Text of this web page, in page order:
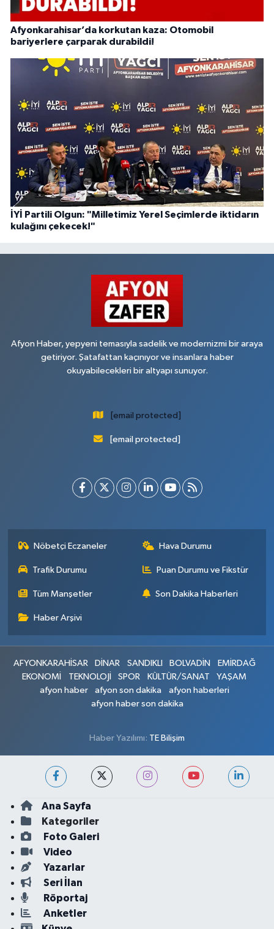
Afyonkarahisar’da korkutan kaza: Otomobil
bariyerlere çarparak durabildi!
İYİ Partili Olgun: "Milletimiz Yerel Seçimlerde iktidarın
kulağını çekecek!"
Afyon Haber, yepyeni temasıyla sadelik ve modernizmi bir araya
getiriyor. Şatafattan kaçınıyor ve insanlara haber
okuyabilecekleri bir altyapı sunuyor.
[email protected]
[email protected]
Nöbetçi Eczaneler Hava Durumu
Trafik Durumu Puan Durumu ve Fikstür
Tüm Manşetler Son Dakika Haberleri
Haber Arşivi
AFYONKARAHİSAR DİNAR SANDIKLI BOLVADİN
EMİRDAĞ
EKONOMİ
TEKNOLOJİ SPOR KÜLTÜR/SANAT
YAŞAM
afyon haber
afyon son dakika
afyon haberleri
afyon haber son dakika
Haber Yazılımı: TE Bilişim
Ana Sayfa
Kategoriler
Foto Galeri
Video
Yazarlar
Seri İlan
Röportaj
Anketler